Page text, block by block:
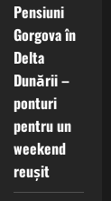
Pensiuni
Gorgova în
Delta
Dunării –
ponturi
pentru un
weekend
reușit